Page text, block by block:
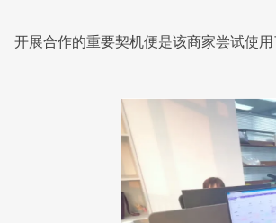
开展合作的重要契机便是该商家尝试使